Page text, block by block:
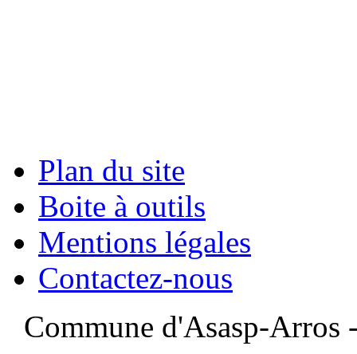
Plan du site
Boite à outils
Mentions légales
Contactez-nous
Commune d'Asasp-Arros